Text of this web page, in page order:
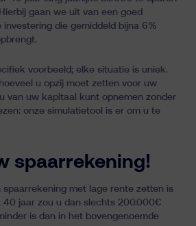
gaan we uit van een goed
investering die gemiddeld bijna 6%
voorbeeld; elke situatie is uniek.
u opzij moet zetten voor uw
van uw kapitaal kunt opnemen zonder
onze simulatietool is er om u te
spaarrekening!
spaarrekening met lage rente zetten is
40 jaar zou u dan slechts 200.000€
is dan in het bovengenoemde